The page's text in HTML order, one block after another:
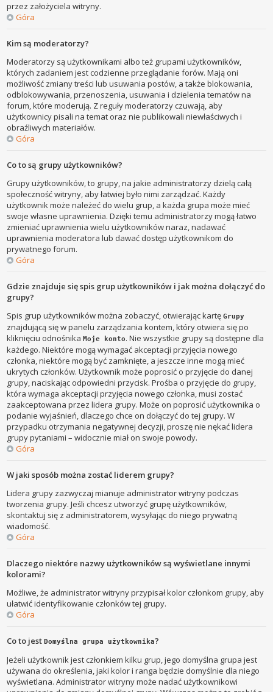
przez założyciela witryny.
Góra
Kim są moderatorzy?
Moderatorzy są użytkownikami albo też grupami użytkowników,
których zadaniem jest codzienne przeglądanie forów. Mają oni
możliwość zmiany treści lub usuwania postów, a także blokowania,
odblokowywania, przenoszenia, usuwania i dzielenia tematów na
forum, które moderują. Z reguły moderatorzy czuwają, aby
użytkownicy pisali na temat oraz nie publikowali niewłaściwych i
obraźliwych materiałów.
Góra
Co to są grupy użytkowników?
Grupy użytkowników, to grupy, na jakie administratorzy dzielą całą
społeczność witryny, aby łatwiej było nimi zarządzać. Każdy
użytkownik może należeć do wielu grup, a każda grupa może mieć
swoje własne uprawnienia. Dzięki temu administratorzy mogą łatwo
zmieniać uprawnienia wielu użytkowników naraz, nadawać
uprawnienia moderatora lub dawać dostęp użytkownikom do
prywatnego forum.
Góra
Gdzie znajduje się spis grup użytkowników i jak można dołączyć do
grupy?
Spis grup użytkowników można zobaczyć, otwierając kartęGrupy
znajdującą się w panelu zarządzania kontem, który otwiera się po
kliknięciu odnośnikaMoje konto. Nie wszystkie grupy są dostępne dla
każdego. Niektóre mogą wymagać akceptacji przyjęcia nowego
członka, niektóre mogą być zamknięte, a jeszcze inne mogą mieć
ukrytych członków. Użytkownik może poprosić o przyjęcie do danej
grupy, naciskając odpowiedni przycisk. Prośba o przyjęcie do grupy,
która wymaga akceptacji przyjęcia nowego członka, musi zostać
zaakceptowana przez lidera grupy. Może on poprosić użytkownika o
podanie wyjaśnień, dlaczego chce on dołączyć do tej grupy. W
przypadku otrzymania negatywnej decyzji, proszę nie nękać lidera
grupy pytaniami – widocznie miał on swoje powody.
Góra
W jaki sposób można zostać liderem grupy?
Lidera grupy zazwyczaj mianuje administrator witryny podczas
tworzenia grupy. Jeśli chcesz utworzyć grupę użytkowników,
skontaktuj się z administratorem, wysyłając do niego prywatną
wiadomość.
Góra
Dlaczego niektóre nazwy użytkowników są wyświetlane innymi
kolorami?
Możliwe, że administrator witryny przypisał kolor członkom grupy, aby
ułatwić identyfikowanie członków tej grupy.
Góra
Co to jestDomyślna grupa użytkownika?
Jeżeli użytkownik jest członkiem kilku grup, jego domyślna grupa jest
używana do określenia, jaki kolor i ranga będzie domyślnie dla niego
wyświetlana. Administrator witryny może nadać użytkownikowi